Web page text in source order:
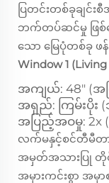
ပြတင်းတစ်ခုချ
ဘက်တပ်ဆင်မှု ဖြစ်
သော မြေပုံတစ်ခု ဖ
Window 1
အကျယ်: 48" (အ
အရှည်: ကြမ်းပိုး (
အပြည့်အဝမှု: 2x
လက်မနှင့်စင်တီမီတာ
အမှတ်အသားပြု တို
အမှားကင်းစွာ အမှ